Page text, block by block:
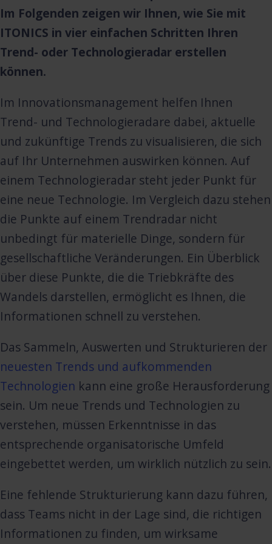
Im Folgenden zeigen wir Ihnen, wie Sie mit
ITONICS in vier einfachen Schritten Ihren
Trend- oder Technologieradar erstellen
können.
Im Innovationsmanagement helfen Ihnen
Trend- und Technologieradare dabei, aktuelle
und zukünftige Trends zu visualisieren, die sich
auf Ihr Unternehmen auswirken können. Auf
einem Technologieradar steht jeder Punkt für
eine neue Technologie. Im Vergleich dazu stehen
die Punkte auf einem Trendradar nicht
unbedingt für materielle Dinge, sondern für
gesellschaftliche Veränderungen. Ein Überblick
über diese Punkte, die die Triebkräfte des
Wandels darstellen, ermöglicht es Ihnen, die
Informationen schnell zu verstehen.
Das Sammeln, Auswerten und Strukturieren der
neuesten Trends und aufkommenden
Technologien kann eine große Herausforderung
sein. Um neue Trends und Technologien zu
verstehen, müssen Erkenntnisse in das
entsprechende organisatorische Umfeld
eingebettet werden, um wirklich nützlich zu sein.
Eine fehlende Strukturierung kann dazu führen,
dass Teams nicht in der Lage sind, die richtigen
Informationen zu finden, um wirksame